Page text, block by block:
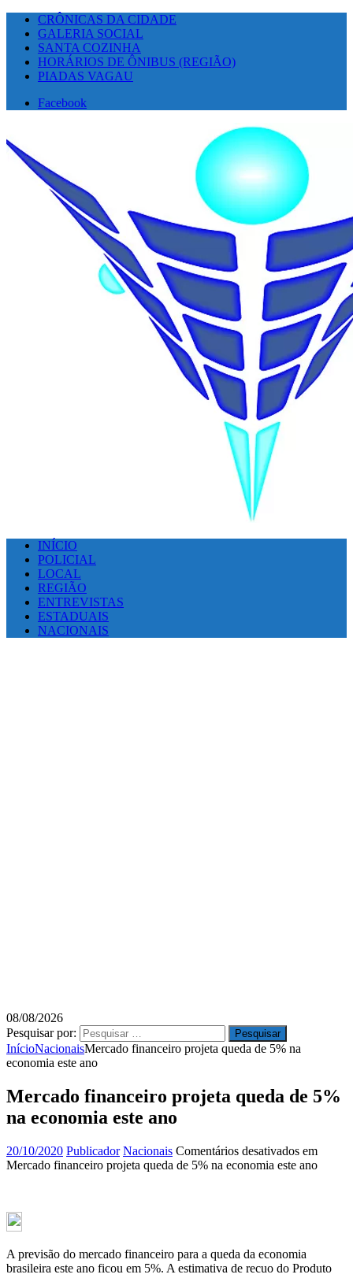
CRÔNICAS DA CIDADE
GALERIA SOCIAL
SANTA COZINHA
HORÁRIOS DE ÔNIBUS (REGIÃO)
PIADAS VAGAU
Facebook
INÍCIO
POLICIAL
LOCAL
REGIÃO
ENTREVISTAS
ESTADUAIS
NACIONAIS
08/08/2026
Pesquisar por:
InícioNacionaisMercado financeiro projeta queda de 5% na
economia este ano
Mercado financeiro projeta queda de 5%
na economia este ano
20/10/2020 Publicador Nacionais Comentários desativados em
Mercado financeiro projeta queda de 5% na economia este ano
A previsão do mercado financeiro para a queda da economia
brasileira este ano ficou em 5%. A estimativa de recuo do Produto